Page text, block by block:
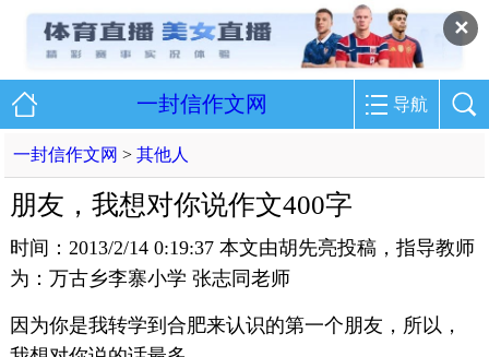
✕
一封信作文网 导航
一封信作文网 >其他人
朋友，我想对你说作文400字
时间：2013/2/14 0:19:37 本文由胡先亮投稿，指导教师
为：万古乡李寨小学 张志同老师
因为你是我转学到合肥来认识的第一个朋友，所以，